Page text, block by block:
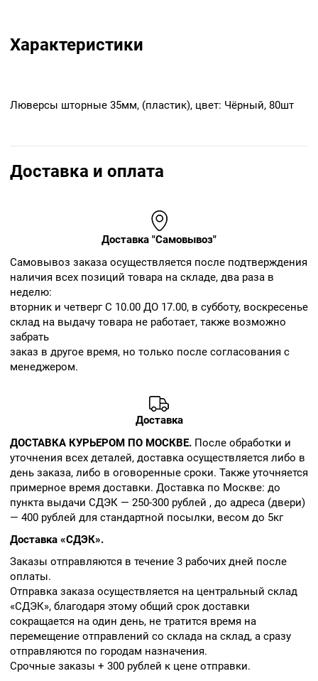
Характеристики
Люверсы шторные 35мм, (пластик), цвет: Чёрный, 80шт
Доставка и оплата
Доставка "Самовывоз"
Cамовывоз заказа осуществляется после подтверждения
наличия всех позиций товара на складе, два раза в
неделю:
вторник и четверг С 10.00 ДО 17.00, в субботу, воскресенье
склад на выдачу товара не работает, также возможно
забрать
заказ в другое время, но только после согласования с
менеджером.
Доставка
ДОСТАВКА КУРЬЕРОМ ПО МОСКВЕ. После обработки и
уточнения всех деталей, доставка осуществляется либо в
день заказа, либо в оговоренные сроки. Также уточняется
примерное время доставки. Доставка по Москве: до
пункта выдачи СДЭК — 250-300 рублей , до адреса (двери)
— 400 рублей для стандартной посылки, весом до 5кг
Доставка «СДЭК».
Заказы отправляются в течение 3 рабочих дней после
оплаты.
Отправка заказа осуществляется на центральный склад
«СДЭК», благодаря этому общий срок доставки
сокращается на один день, не тратится время на
перемещение отправлений со склада на склад, а сразу
отправляются по городам назначения.
Срочные заказы + 300 рублей к цене отправки.